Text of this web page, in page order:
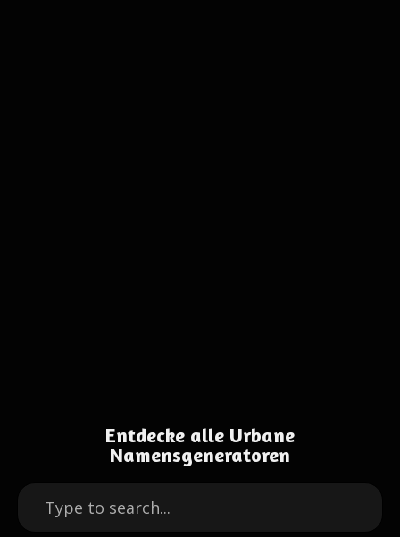
Entdecke alle Urbane
Namensgeneratoren